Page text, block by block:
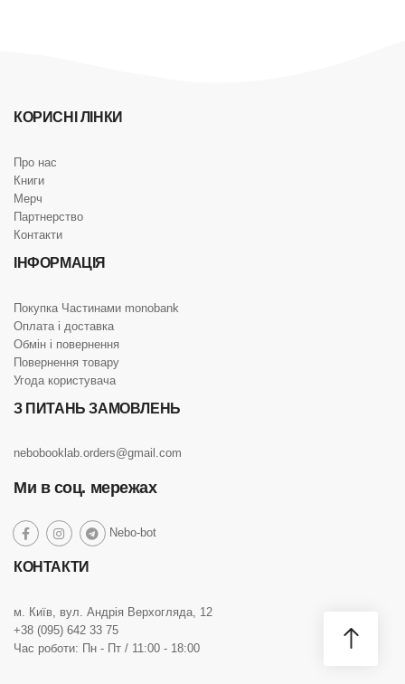
КОРИСНІ ЛІНКИ
Про нас
Книги
Мерч
Партнерство
Контакти
ІНФОРМАЦІЯ
Покупка Частинами monobank
Оплата і доставка
Обмін і повернення
Повернення товару
Угода користувача
З ПИТАНЬ ЗАМОВЛЕНЬ
nebobooklab.orders@gmail.com
Ми в соц. мережах
social social socialNebo-botsocial
КОНТАКТИ
м. Київ, вул. Андрія Верхогляда, 12
+38 (095) 642 33 75
Час роботи: Пн - Пт / 11:00 - 18:00